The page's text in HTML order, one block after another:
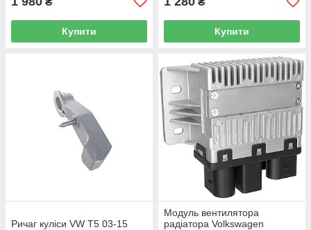
Купити Купити
Ричаг куліси VW T5 03-15
Модуль вентилятора
радіатора Volkswagen